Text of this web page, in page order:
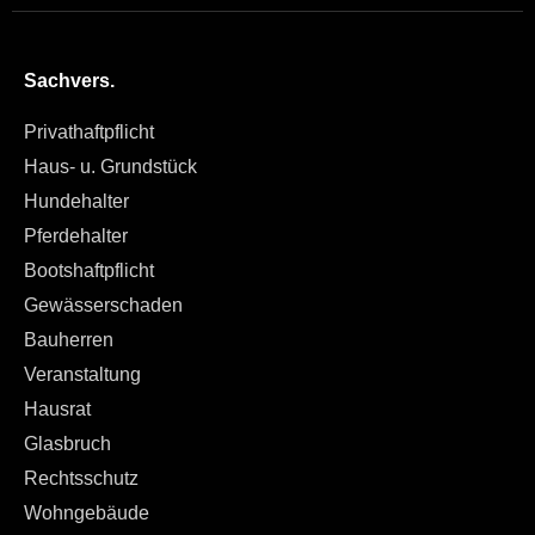
Sachvers.
Privathaftpflicht
Haus- u. Grundstück
Hundehalter
Pferdehalter
Bootshaftpflicht
Gewässerschaden
Bauherren
Veranstaltung
Hausrat
Glasbruch
Rechtsschutz
Wohngebäude